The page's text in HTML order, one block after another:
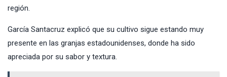
región.
García Santacruz explicó que su cultivo sigue estando muy
presente en las granjas estadounidenses, donde ha sido
apreciada por su sabor y textura.